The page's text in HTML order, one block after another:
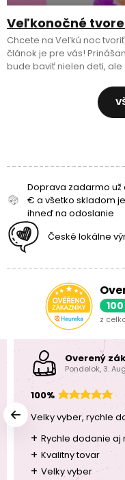
Veľkonočné
Chcete na Veľkú noc
článok je pre vás!
bude baviť nielen deti, ale
Doprava zadarmo už
€ a všetko skladom je
ihneď na odoslanie
České lokálne
100
z
Overený
Pondelok, 3.
100%
Velky vyber, rychle
+ Rychle dodanie aj
+ Kvalitny tovar
+ Velky vyber